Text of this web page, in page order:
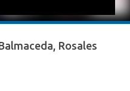
Rosales